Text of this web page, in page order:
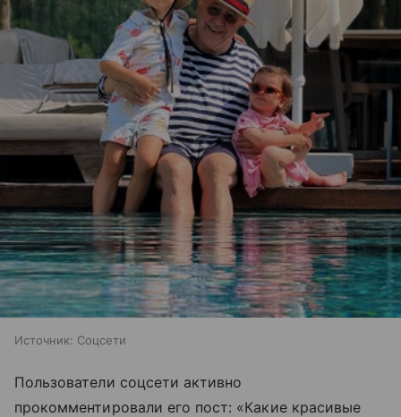
Источник: Соцсети
Пользователи соцсети активно
прокомментировали его пост: «Какие красивые